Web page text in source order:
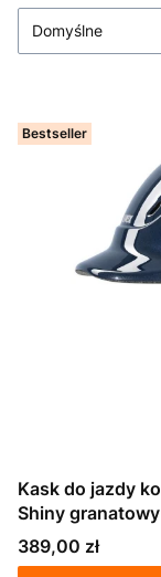
Domyślne
Bestseller
Kask do jazdy
Shiny granatowy
Cena
389,00 zł